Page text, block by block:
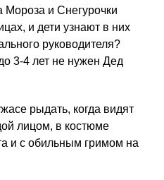
Мороза и Снегурочки
и дети узнают в них
руководителя?
3-4 лет не нужен Дед
рыдать, когда видят
лицом, в костюме
и с обильным гримом на